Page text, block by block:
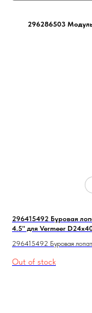
296286503
296415492 Буровая
4.5" для Vermeer
296415492 Буровая
Out of stock